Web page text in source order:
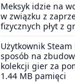
Meksyk idzie na
w związku z
fizycznych płyt z
Użytkownik Steam
sposób na
kolekcji gier za
1.44 MB pamięci